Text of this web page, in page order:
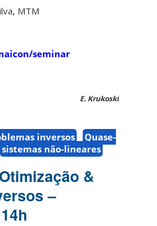
MTM
seminar
E. Krukoski
inversos
Quase-
sistemas não-lineares
&
–